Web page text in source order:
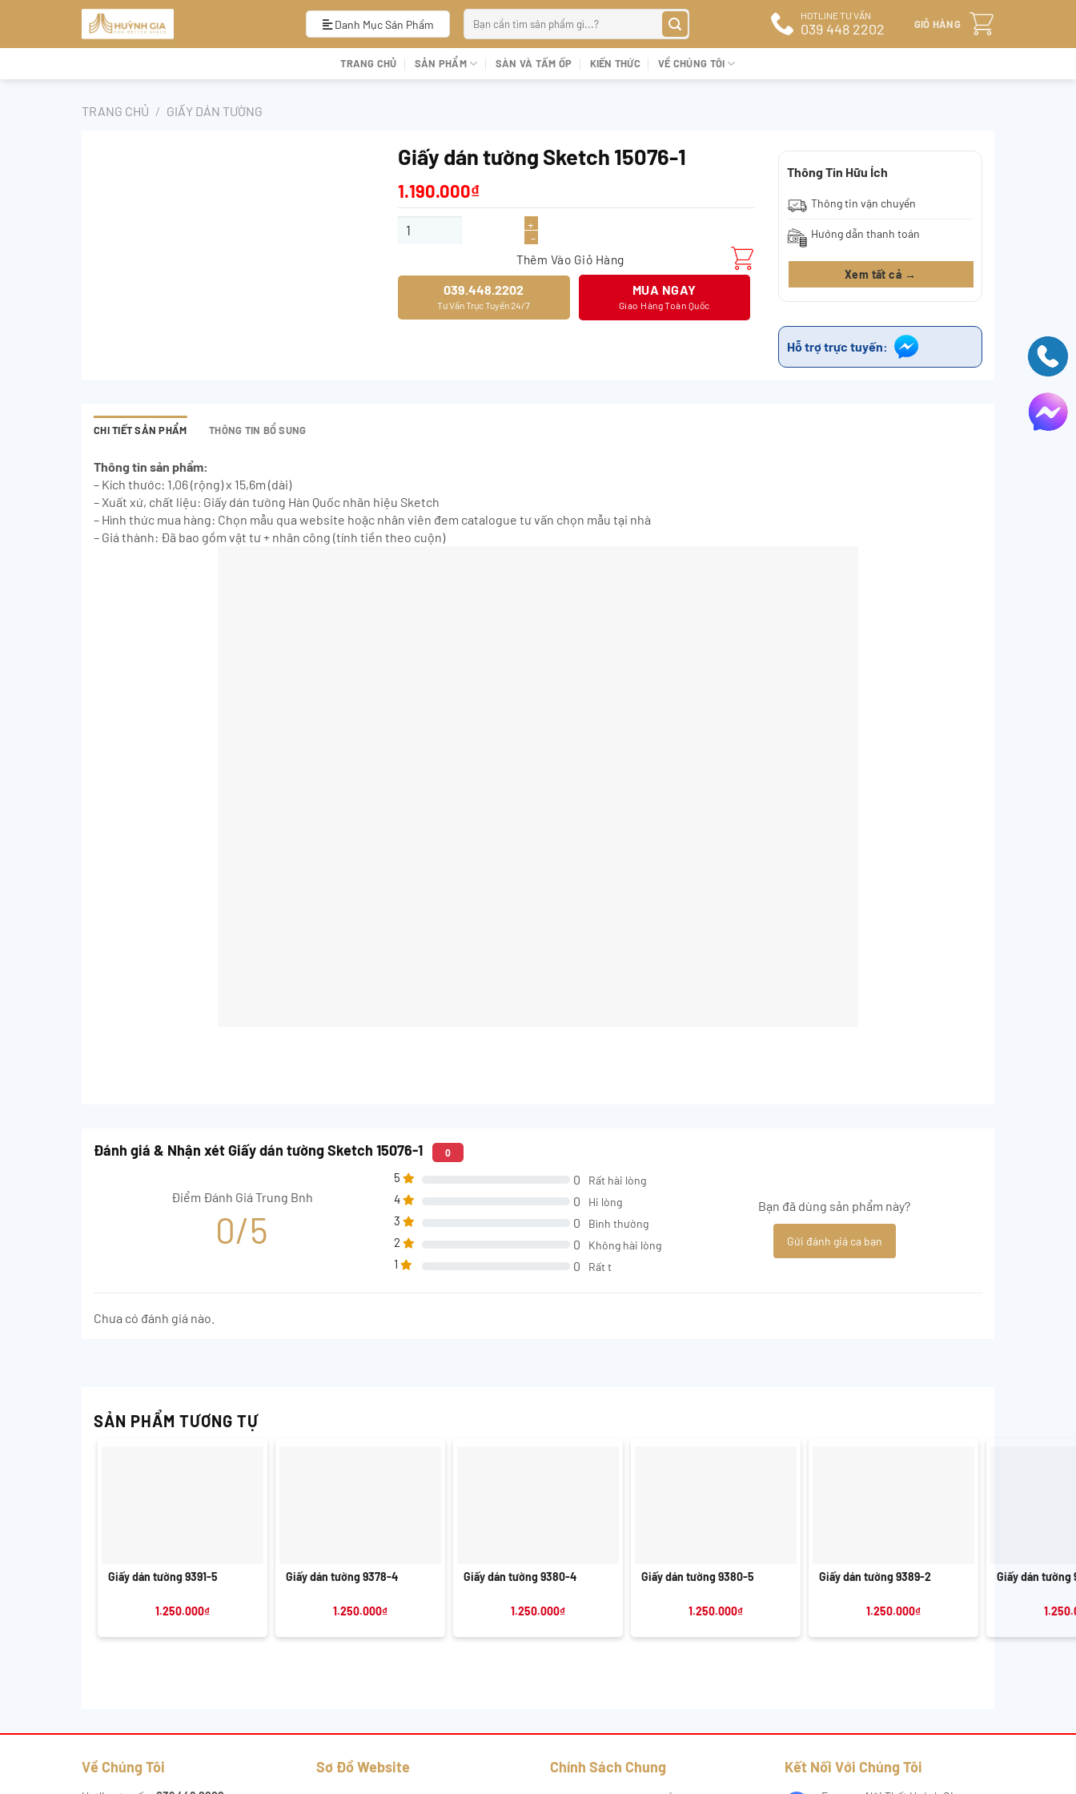
Danh Mục Sản Phẩm
kiếm:
HOTLINE TƯ VẤN
039 448 2202 GIỎ HÀNG
TRANG CHỦ SẢN PHẨM SÀN VÀ TẤM ỐP KIẾN THỨC VỀ CHÚNG TÔI
TRANG CHỦ / GIẤY DÁN TƯỜNG
Giấy dán tường Sketch 15076-1
1.190.000₫
Giấy dán tường Sketch 15076-1 số lượng
Thêm Vào Giỏ Hàng
039.448.2202
Tư Vấn Trực Tuyến 24/7
MUA NGAY
Giao Hàng Toàn Quốc
Thông Tin Hữu Ích
Thông tin vận chuyển
Hướng dẫn thanh toán
Xem tất cả →
Hỗ trợ trực tuyến:
CHI TIẾT SẢN PHẨM THÔNG TIN BỔ SUNG
Thông tin sản phẩm:
– Kích thước: 1,06 (rộng) x 15,6m (dài)
– Xuất xứ, chất liệu: Giấy dán tường Hàn Quốc nhãn hiệu Sketch
– Hình thức mua hàng: Chọn mẫu qua website hoặc nhân viên đem catalogue tư vấn chọn mẫu tại nhà
– Giá thành: Đã bao gồm vật tư + nhân công (tính tiền theo cuộn)
Đánh giá & Nhận xét Giấy dán tường Sketch 15076-1 0
Điểm Đánh Giá Trung Bnh
0/5
5 0 Rất hài lòng
4 0 Hi lòng
3 0 Bình thường
2 0 Không hài lòng
1 0 Rất t
Bạn đã dùng sản phẩm này?
Gửi đánh giá ca bạn
Chưa có đánh giá nào.
SẢN PHẨM TƯƠNG TỰ
Giấy dán tường 9391-5
1.250.000₫
Giấy dán tường 9378-4
1.250.000₫
Giấy dán tường 9380-4
1.250.000₫
Giấy dán tường 9380-5
1.250.000₫
Giấy dán tường 9389-2
1.250.000₫
Giấy dán tường
Về Chúng Tôi Sơ Đồ Website Chính Sách Chung Kết Nối Với Chúng Tôi